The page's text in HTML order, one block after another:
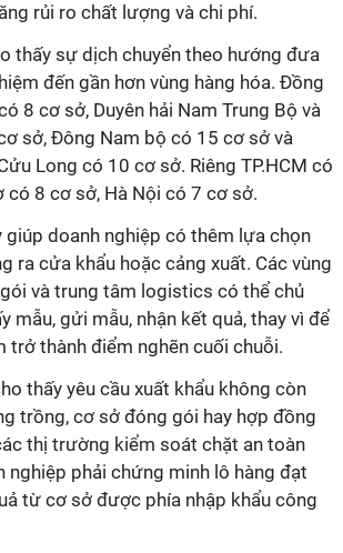
rủi ro chất lượng và chi phí.
thấy sự dịch chuyển theo hướng đưa
đến gần hơn vùng hàng hóa. Đồng
8 cơ sở, Duyên hải Nam Trung Bộ và
sở, Đông Nam bộ có 15 cơ sở và
Long có 10 cơ sở. Riêng TP.HCM có
có 8 cơ sở, Hà Nội có 7 cơ sở.
giúp doanh nghiệp có thêm lựa chọn
ra cửa khẩu hoặc cảng xuất. Các vùng
và trung tâm logistics có thể chủ
mẫu, gửi mẫu, nhận kết quả, thay vì để
trở thành điểm nghẽn cuối chuỗi.
thấy yêu cầu xuất khẩu không còn
trồng, cơ sở đóng gói hay hợp đồng
thị trường kiểm soát chặt an toàn
nghiệp phải chứng minh lô hàng đạt
từ cơ sở được phía nhập khẩu công